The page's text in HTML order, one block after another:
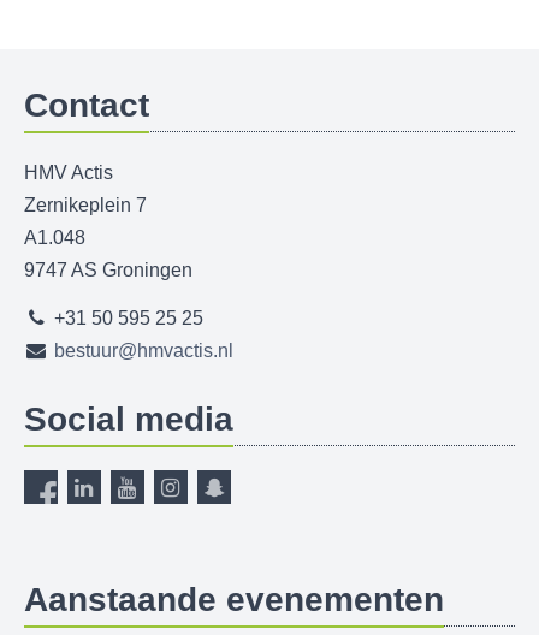
Contact
HMV Actis
Zernikeplein 7
A1.048
9747 AS Groningen
+31 50 595 25 25
bestuur@hmvactis.nl
Social media
Aanstaande evenementen